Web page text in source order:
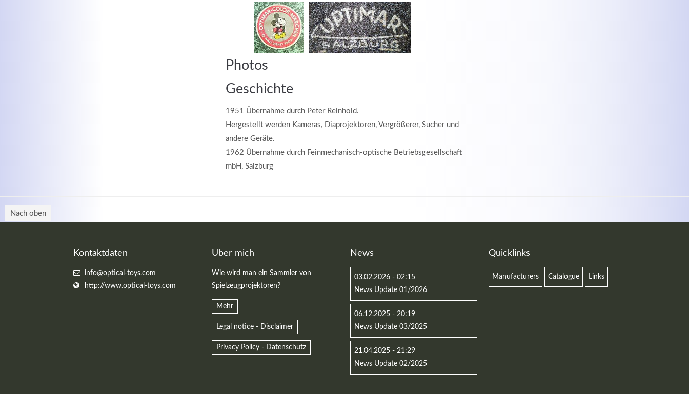
Photos
Geschichte
1951 Übernahme durch Peter Reinhold.
Hergestellt werden Kameras, Diaprojektoren, Vergrößerer, Sucher und
andere Geräte.
1962 Übernahme durch Feinmechanisch-optische Betriebsgesellschaft
mbH, Salzburg
Nach oben
Kontaktdaten
info@optical-toys.com
http://www.optical-toys.com
Über mich
Wie wird man ein Sammler von
Spielzeugprojektoren?
Mehr
Legal notice - Disclaimer
Privacy Policy - Datenschutz
News
03.02.2026 - 02:15
News Update 01/2026
06.12.2025 - 20:19
News Update 03/2025
21.04.2025 - 21:29
News Update 02/2025
Quicklinks
Manufacturers Catalogue Links
Login
Passwort